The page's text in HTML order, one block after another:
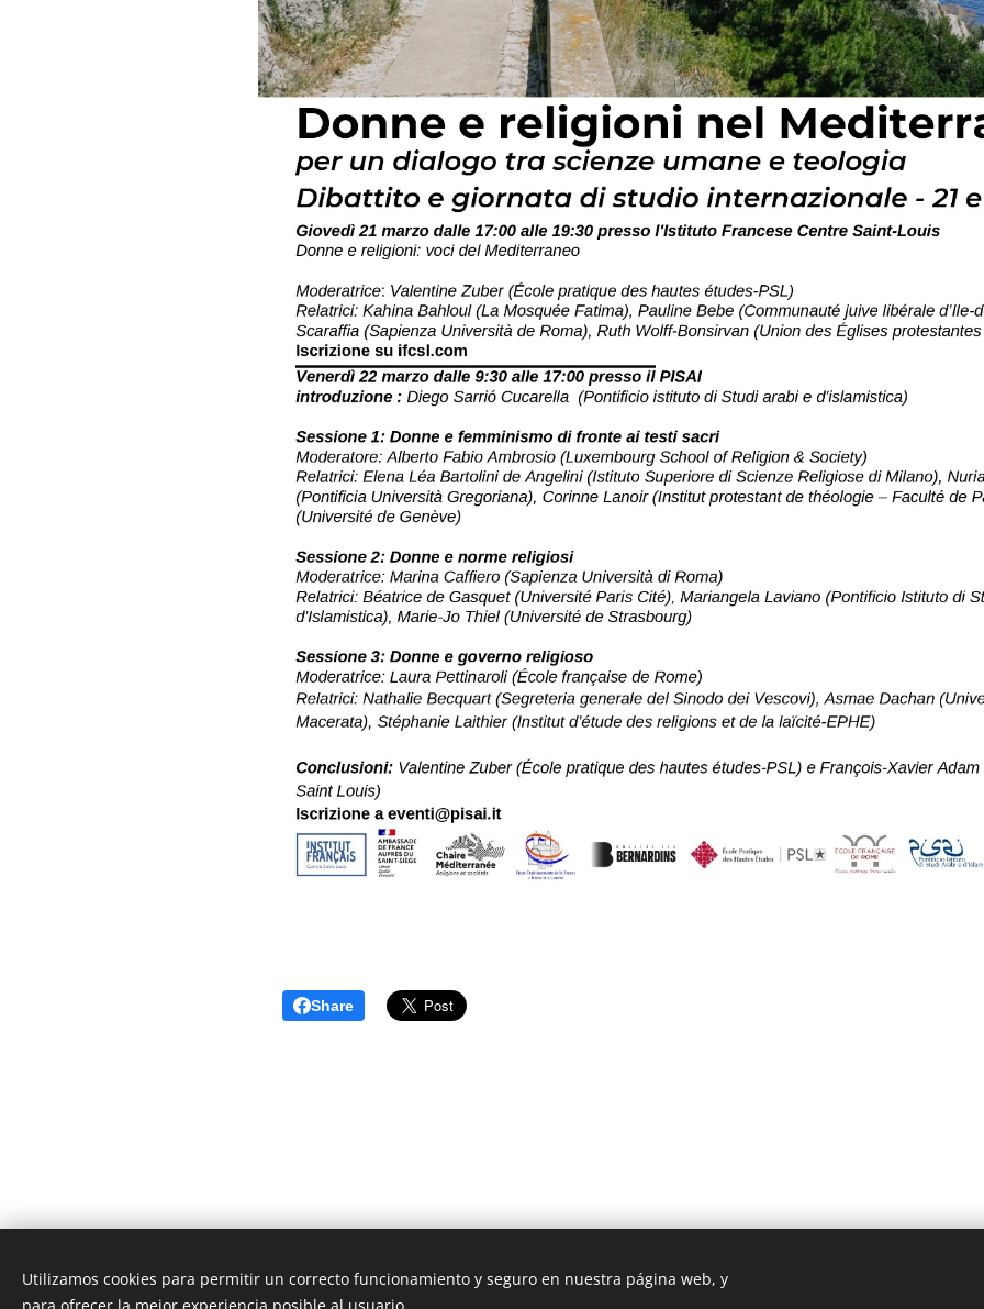
Share
Unione Superiori Generali - Via dei Penitenzieri 19 -00193 ROMA
Utilizamos cookies para permitir un correcto funcionamiento y seguro en nuestra página web, y